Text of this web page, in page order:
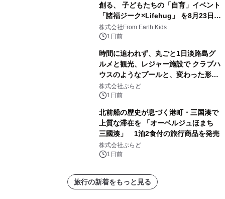
創る、 子どもたちの「自育」イベント
「諸福ジーク×Lifehug」 を8月23日
(日)開催
株式会社From Earth Kids
1日前
時間に追われず、丸ごと1日淡路島グ
ルメと観光、レジャー施設で クラブハ
ウスのようなプールと、変わった形の
サウナも 「THE BOXY AWAJI」のお
得な素泊まり連泊プランで
株式会社ぷらど
1日前
北前船の歴史が息づく港町・三国湊で
上質な滞在を 「オーベルジュほまち
三國湊」 1泊2食付の旅行商品を発売
株式会社ぷらど
1日前
旅行の新着をもっと見る